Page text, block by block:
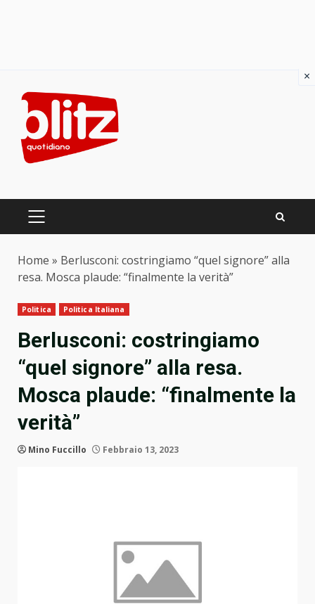
content
PRIMARY
Home » Berlusconi: costringiamo “quel signore” alla
resa. Mosca plaude: “finalmente la verità”
Politica Politica Italiana
Berlusconi: costringiamo
“quel signore” alla resa.
Mosca plaude: “finalmente la
verità”
Mino Fuccillo Febbraio 13, 2023
×